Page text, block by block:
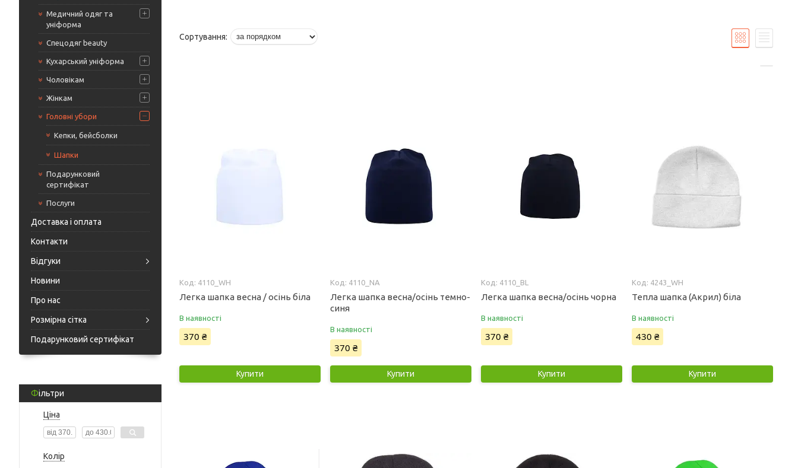
Медичний одяг та
уніформа
Спецодяг beauty
Кухарський уніформа
Чоловікам
Жінкам
Головні убори
Кепки, бейсболки
Шапки
Подарунковий
сертифікат
Послуги
Доставка і оплата
Контакти
Відгуки
Новини
Про нас
Розмірна сітка
Подарунковий сертифікат
Фільтри
Ціна
Колір
4110_WH
Легка шапка весна / осінь біла
В наявності
370 ₴
Купити
4110_NA
Легка шапка весна/осінь темно-
синя
В наявності
370 ₴
Купити
4110_BL
Легка шапка весна/осінь чорна
В наявності
370 ₴
Купити
4243_WH
Тепла шапка (Акрил) біла
В наявності
430 ₴
Купити